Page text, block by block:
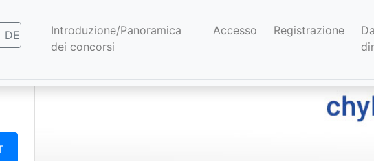
DE
Introduzione/Panoramica
dei concorsi
Accesso Registrazione